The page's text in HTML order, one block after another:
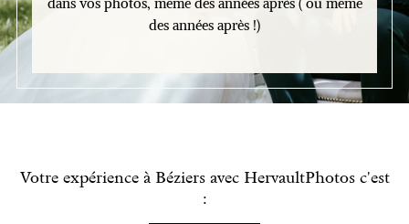
dans vos photos, même des années après ( ou même
des années après !)
Votre expérience à Béziers avec HervaultPhotos c'est
: